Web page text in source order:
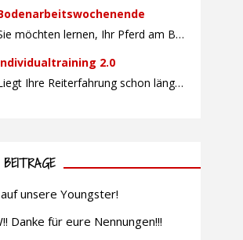
Sie möchten lernen, Ihr Pferd am Boden gezielt zu gymnastizieren und durch feine Kommunikation zu führen? Dieser Kurs vermittelt, wie gezieltes und korrektes Longieren zur gymnastizierenden Arbeit mit dem Pferd beitragen. Wir arbeiten mit Hilfe eines Kappzaums – ohne Ausbinder oder andere Hilfszügel. Im Mittelpunkt stehen feine Kommunikation, klare Körpersprache und präzise Hilfengebung mit dem […]
2.0
Liegt Ihre Reiterfahrung schon länger zurück oder fühlen Sie sich noch nicht richtig fit? Oder sind Sie bereits ein sicherer Reiter und freuen sich auf weiterführenden Unterricht? Training für Reiter:innen mit unterschiedlicher Reiterfahrung, auf die Wünsche und Kenntnisse des Einzelnen abgestimmt. Ein abwechslungsreiches Programm mit individuellem Reitunterricht und für Fortgeschrittene auch mit Gangtraining findet in […]
unsere Youngster!
Danke für eure Nennungen!!!